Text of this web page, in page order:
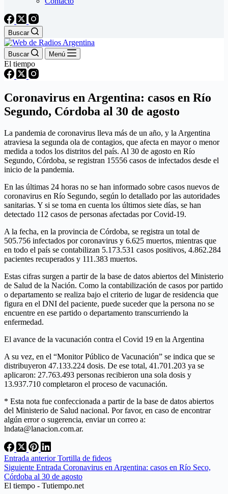
Buscar
Buscar Menú
El tiempo
Coronavirus en Argentina: casos en Río
Segundo, Córdoba al 30 de agosto
La pandemia de coronavirus lleva más de un año, y la Argentina
atraviesa la segunda ola de contagios, que afecta en mayor o menor
medida a todos los distritos del país. Al 30 de agosto en Río
Segundo, Córdoba, se registran 15556 casos de infectados desde el
inicio de la pandemia.
En las últimas 24 horas no se han informado sobre casos nuevos de
coronavirus en Río Segundo, según lo detallado por las autoridades
sanitarias. Y si se toma en cuenta los últimos siete días, se han
detectado 112 casos de personas afectadas por Covid-19.
A la fecha, en la provincia de Córdoba, se registra un total de
505.756 infectados por coronavirus y 6.625 muertos, mientras que
en todo el país se contabilizan 5.173.531 casos positivos, 4.862.284
pacientes recuperados y 111.383 muertos.
Estas cifras surgen a partir de la base de datos abiertos del Ministerio
de Salud de la Nación. Como la contabilización de casos por partido
o departamento se realiza bajo el criterio de lugar de residencia que
figura en el DNI del paciente, puede suceder que la persona no se
encuentre en ese partido o departamento transcurriendo la
enfermedad.
El avance de la vacunación contra el Covid 19 en la Argentina
A su vez, en el “Monitor Público de Vacunación” se indica que se
distribuyeron 47.133.224 dosis. De ese total, 41.701.203 ya se
aplicaron: 27.763.493 personas recibieron una sola dosis y
13.937.710 completaron el proceso de vacunación.
* Esta nota fue confeccionada a partir de la base de datos abiertos
del Ministerio de Salud nacional. Por favor, en caso de encontrar
algún error o sugerencia, enviar un correo a:
lndata@lanacion.com.ar.
Entrada anteriorTortilla de fideos
Siguiente Entrada Coronavirus en Argentina: casos en Río Seco,
Córdoba al 30 de agosto
El tiempo - Tutiempo.net